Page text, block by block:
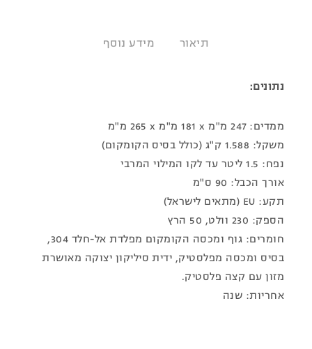
תיאור מידע נוסף
נתונים:
ממדים: 247 מ"מ x‏ 181 מ"מ x ‏265 מ"מ
משקל: 1.588 ק"ג (כולל בסיס הקומקום)
נפח: 1.5 ליטר עד לקו המילוי המרבי
אורך הכבל: 90 ס"מ
תקע: EU (מתאים לישראל)
הספק: 230 וולט, 50 הרץ
חומרים: גוף ומכסה הקומקום מפלדת אל-חלד 304,
בסיס ומכסה מפלסטיק, ידית סיליקון יצוקה מאושרת
מזון עם קצה פלסטיק.
אחריות: שנה